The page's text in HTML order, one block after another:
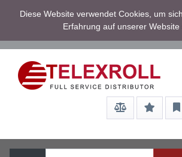
Diese Website verwendet Cookies, um
Erfahrung auf unserer Website